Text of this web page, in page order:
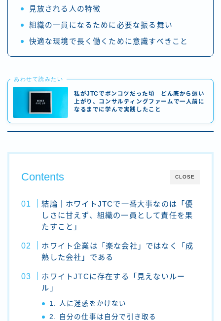
見放される人の特徴
組織の一員になるために必要な振る舞い
快適な環境で長く働くために意識すべきこと
あわせて読みたい
私がJTCでポンコツだった頃 どん底から這い
上がり、コンサルティングファームで一人前に
なるまでに学んで実践したこと
CLOSE
Contents
結論｜ホワイトJTCで一番大事なのは「優
しさに甘えず、組織の一員として責任を果
たすこと」
ホワイト企業は「楽な会社」ではなく「成
熟した会社」である
ホワイトJTCに存在する「見えないルー
ル」
1. 人に迷惑をかけない
2. 自分の仕事は自分で引き取る